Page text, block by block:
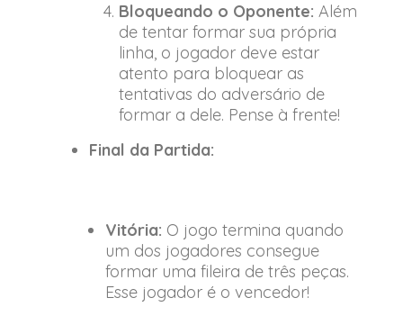
Bloqueando o Oponente: Além
de tentar formar sua própria
linha, o jogador deve estar
atento para bloquear as
tentativas do adversário de
formar a dele. Pense à frente!
Final da Partida:
Vitória: O jogo termina quando
um dos jogadores consegue
formar uma fileira de três peças.
Esse jogador é o vencedor!